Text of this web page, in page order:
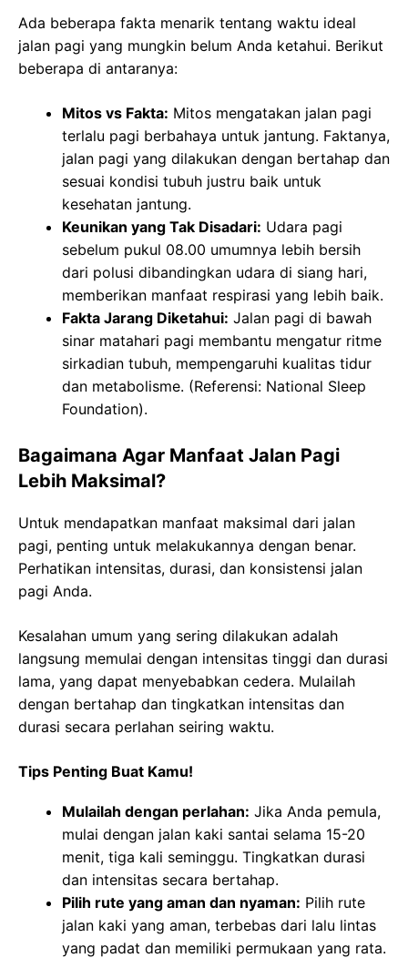
Ada beberapa fakta menarik tentang waktu ideal
jalan pagi yang mungkin belum Anda ketahui. Berikut
beberapa di antaranya:
Mitos vs Fakta: Mitos mengatakan jalan pagi
terlalu pagi berbahaya untuk jantung. Faktanya,
jalan pagi yang dilakukan dengan bertahap dan
sesuai kondisi tubuh justru baik untuk
kesehatan jantung.
Keunikan yang Tak Disadari: Udara pagi
sebelum pukul 08.00 umumnya lebih bersih
dari polusi dibandingkan udara di siang hari,
memberikan manfaat respirasi yang lebih baik.
Fakta Jarang Diketahui: Jalan pagi di bawah
sinar matahari pagi membantu mengatur ritme
sirkadian tubuh, mempengaruhi kualitas tidur
dan metabolisme. (Referensi: National Sleep
Foundation).
Bagaimana Agar Manfaat Jalan Pagi
Lebih Maksimal?
Untuk mendapatkan manfaat maksimal dari jalan
pagi, penting untuk melakukannya dengan benar.
Perhatikan intensitas, durasi, dan konsistensi jalan
pagi Anda.
Kesalahan umum yang sering dilakukan adalah
langsung memulai dengan intensitas tinggi dan durasi
lama, yang dapat menyebabkan cedera. Mulailah
dengan bertahap dan tingkatkan intensitas dan
durasi secara perlahan seiring waktu.
Tips Penting Buat Kamu!
Mulailah dengan perlahan: Jika Anda pemula,
mulai dengan jalan kaki santai selama 15-20
menit, tiga kali seminggu. Tingkatkan durasi
dan intensitas secara bertahap.
Pilih rute yang aman dan nyaman: Pilih rute
jalan kaki yang aman, terbebas dari lalu lintas
yang padat dan memiliki permukaan yang rata.